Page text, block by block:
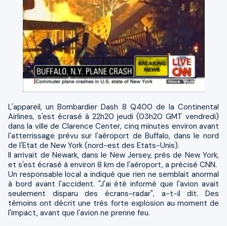
L'appareil, un Bombardier Dash 8 Q400 de la Continental
Airlines, s'est écrasé à 22h20 jeudi (03h20 GMT vendredi)
dans la ville de Clarence Center, cinq minutes environ avant
l'atterrissage prévu sur l'aéroport de Buffalo, dans le nord
de l'Etat de New York (nord-est des Etats-Unis).
Il arrivait de Newark, dans le New Jersey, près de New York,
et s'est écrasé à environ 8 km de l'aéroport, a précisé CNN.
Un responsable local a indiqué que rien ne semblait anormal
à bord avant l'accident. "J'ai été informé que l'avion avait
seulement disparu des écrans-radar", a-t-il dit. Des
témoins ont décrit une très forte explosion au moment de
l'impact, avant que l'avion ne prenne feu.